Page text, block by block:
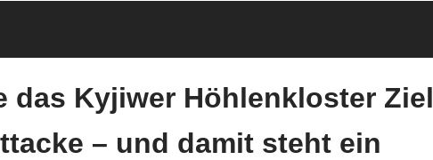
das Kyjiwer Höhlenkloster Ziel
– und damit steht ein